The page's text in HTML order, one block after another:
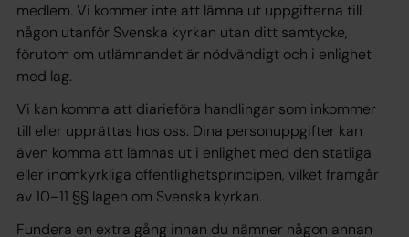
medlem. Vi kommer inte att lämna ut uppgifterna till
någon utanför Svenska kyrkan utan ditt samtycke,
förutom om utlämnandet är nödvändigt och i enlighet
med lag.
Vi kan komma att diarieföra handlingar som inkommer
till eller upprättas hos oss. Dina personuppgifter kan
även komma att lämnas ut i enlighet med den statliga
eller inomkyrkliga offentlighetsprincipen, vilket framgår
av 10–11 §§ lagen om Svenska kyrkan.
Fundera en extra gång innan du nämner någon annan